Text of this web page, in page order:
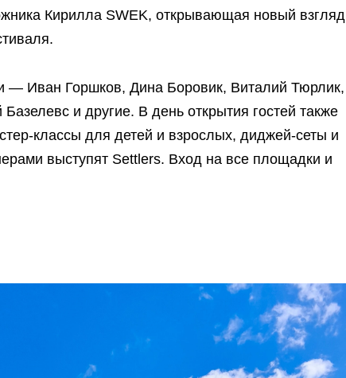
Кирилла SWEK, открывающая новый взгляд
— Иван Горшков, Дина Боровик, Виталий Тюрлик,
и другие. В день открытия гостей также
классы для детей и взрослых, диджей-сеты и
выступят Settlers. Вход на все площадки и